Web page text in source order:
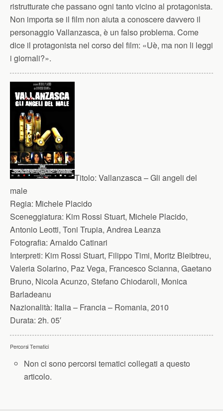
ristrutturate che passano ogni tanto vicino al protagonista.
Non importa se il film non aiuta a conoscere davvero il
personaggio Vallanzasca, è un falso problema. Come
dice il protagonista nel corso del film: «Uè, ma non li leggi
i giornali?».
Titolo: Vallanzasca – Gli angeli del
male
Regia: Michele Placido
Sceneggiatura: Kim Rossi Stuart, Michele Placido,
Antonio Leotti, Toni Trupia, Andrea Leanza
Fotografia: Arnaldo Catinari
Interpreti: Kim Rossi Stuart, Filippo Timi, Moritz Bleibtreu,
Valeria Solarino, Paz Vega, Francesco Scianna, Gaetano
Bruno, Nicola Acunzo, Stefano Chiodaroli, Monica
Barladeanu
Nazionalità: Italia – Francia – Romania, 2010
Durata: 2h. 05′
Percorsi Tematici
Non ci sono percorsi tematici collegati a questo
articolo.